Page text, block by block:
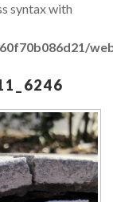
syntax with